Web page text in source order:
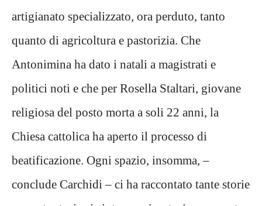
artigianato specializzato, ora perduto, tanto
quanto di agricoltura e pastorizia. Che
Antonimina ha dato i natali a magistrati e
politici noti e che per Rosella Staltari, giovane
religiosa del posto morta a soli 22 anni, la
Chiesa cattolica ha aperto il processo di
beatificazione. Ogni spazio, insomma, –
conclude Carchidi – ci ha raccontato tante storie